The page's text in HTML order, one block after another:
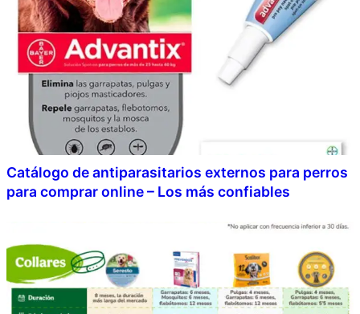
Catálogo de antiparasitarios externos para perros
para comprar online – Los más confiables